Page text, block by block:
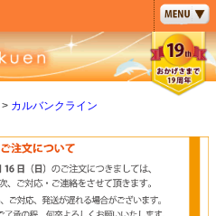
カルバンクライン
ペー
ジト
ップ
へ